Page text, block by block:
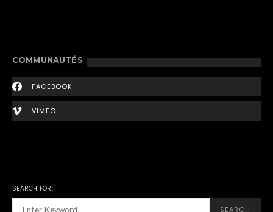
COMMUNAUTÉS
FACEBOOK
VIMEO
SEARCH FOR:
SEARCH